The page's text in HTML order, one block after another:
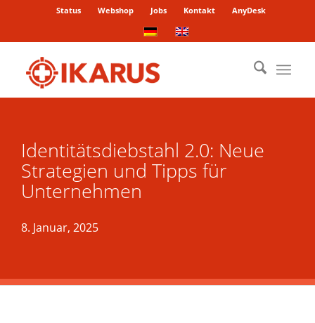
Status Webshop Jobs Kontakt AnyDesk
Identitätsdiebstahl 2.0: Neue
Strategien und Tipps für
Unternehmen
8. Januar, 2025